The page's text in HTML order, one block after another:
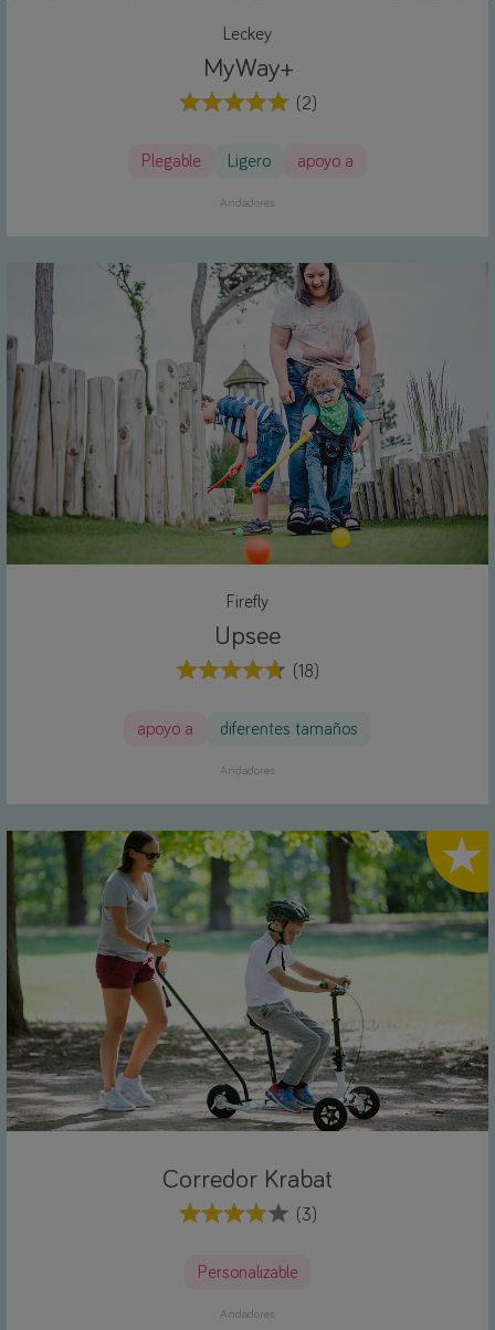
Leckey
MyWay+
(2)
Plegable Ligero apoyo a
Andadores
Firefly
Upsee
(18)
apoyo a diferentes tamaños
Andadores
Corredor Krabat
(3)
Personalizable
Andadores